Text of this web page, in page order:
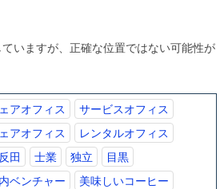
いますが、正確な位置ではない可能性が
アオフィス
サービスオフィス
アオフィス
レンタルオフィス
田
士業 独立
目黒
ベンチャー
美味しいコーヒー